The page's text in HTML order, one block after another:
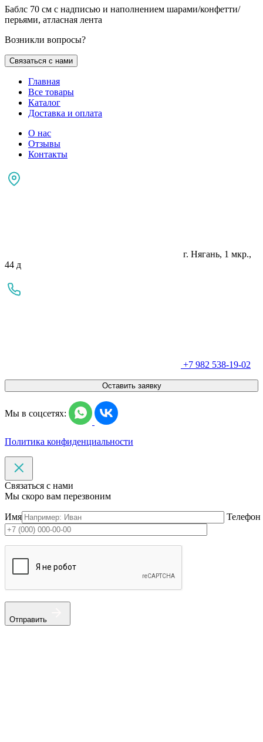
Баблс 70 см с надписью и наполнением шарами/конфетти/
перьями, атласная лента
Возникли вопросы?
Связаться с нами
Главная
Все товары
Каталог
Доставка и оплата
О нас
Отзывы
Контакты
г. Нягань, 1 мкр.,
44 д
+7 982 538-19-02
Оставить заявку
Мы в соцсетях:
Политика конфиденциальности
Связаться с нами
Мы скоро вам перезвоним
Имя Телефон
Отправить